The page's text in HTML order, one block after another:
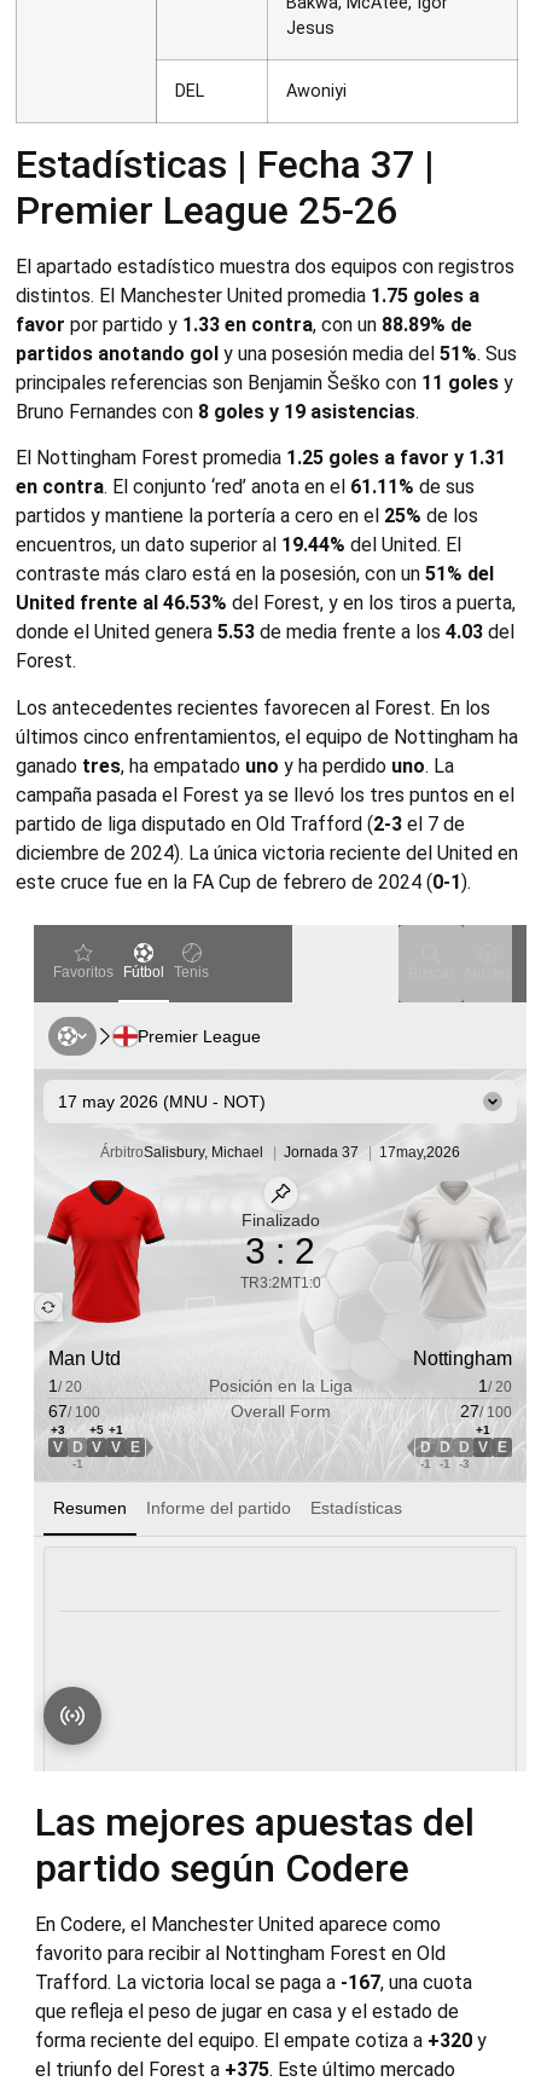
Jesus
DEL Awoniyi
Estadísticas | Fecha 37 |
Premier League 25-26
El apartado estadístico muestra dos equipos con registros
distintos. El Manchester United promedia 1.75 goles a
favor por partido y 1.33 en contra, con un 88.89% de
partidos anotando gol y una posesión media del 51%. Sus
principales referencias son Benjamin Šeško con 11 goles y
Bruno Fernandes con 8 goles y 19 asistencias.
El Nottingham Forest promedia 1.25 goles a favor y 1.31
en contra. El conjunto ‘red’ anota en el 61.11% de sus
partidos y mantiene la portería a cero en el 25% de los
encuentros, un dato superior al 19.44% del United. El
contraste más claro está en la posesión, con un 51% del
United frente al 46.53% del Forest, y en los tiros a puerta,
donde el United genera 5.53 de media frente a los 4.03 del
Forest.
Los antecedentes recientes favorecen al Forest. En los
últimos cinco enfrentamientos, el equipo de Nottingham ha
ganado tres, ha empatado uno y ha perdido uno. La
campaña pasada el Forest ya se llevó los tres puntos en el
partido de liga disputado en Old Trafford (2-3 el 7 de
diciembre de 2024). La única victoria reciente del United en
este cruce fue en la FA Cup de febrero de 2024 (0-1).
Las mejores apuestas del
partido según Codere
En Codere, el Manchester United aparece como
favorito para recibir al Nottingham Forest en Old
Trafford. La victoria local se paga a -167, una cuota
que refleja el peso de jugar en casa y el estado de
forma reciente del equipo. El empate cotiza a +320 y
el triunfo del Forest a +375. Este último mercado